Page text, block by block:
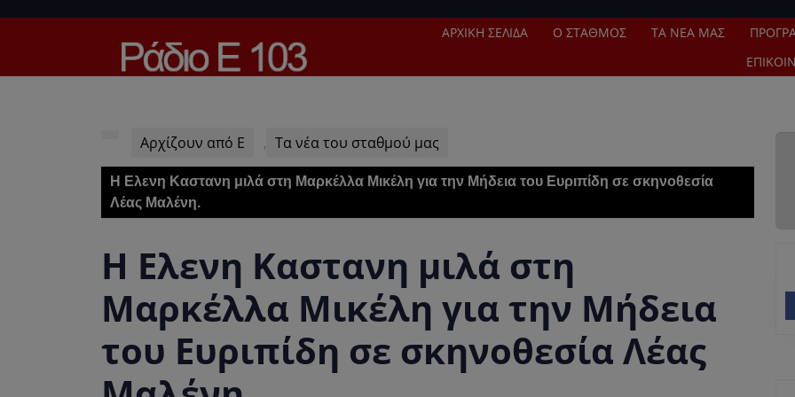
ΑΡΧΙΚΉ ΣΕΛΊΔΑ Ο ΣΤΑΘΜΌΣ ΤΑ ΝΈΑ ΜΑΣ
Αρχίζουν από Ε , Τα νέα του σταθμού μας
Η Ελενη Καστανη μιλά στη Μαρκέλλα Μικέλη για την Μήδεια του Ευριπίδη σε σκηνοθεσία
Λέας Μαλένη.
Η Ελενη Καστανη μιλά στη
Μαρκέλλα Μικέλη για την Μήδεια
του Ευριπίδη σε σκηνοθεσία Λέας